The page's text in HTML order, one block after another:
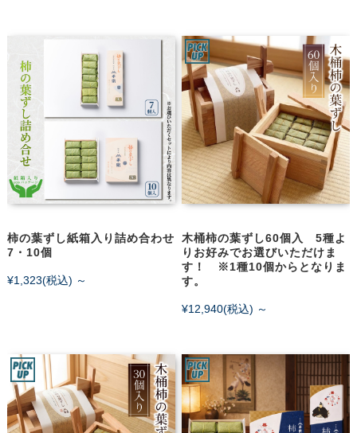
柿の葉ずし紙箱入り詰め合わせ
7・10個
¥1,323(税込) ～
木桶柿の葉ずし60個入 5種よ
りお好みでお選びいただけま
す！ ※1種10個からとなりま
す。
¥12,940(税込) ～